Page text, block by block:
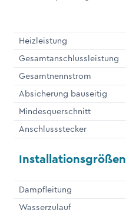
Heizleistung
Gesamtanschlussleistung
Gesamtnennstrom
Absicherung bauseitig
Mindesquerschnitt
Anschlussstecker
Installationsgrößen
Dampfleitung
Wasserzulauf